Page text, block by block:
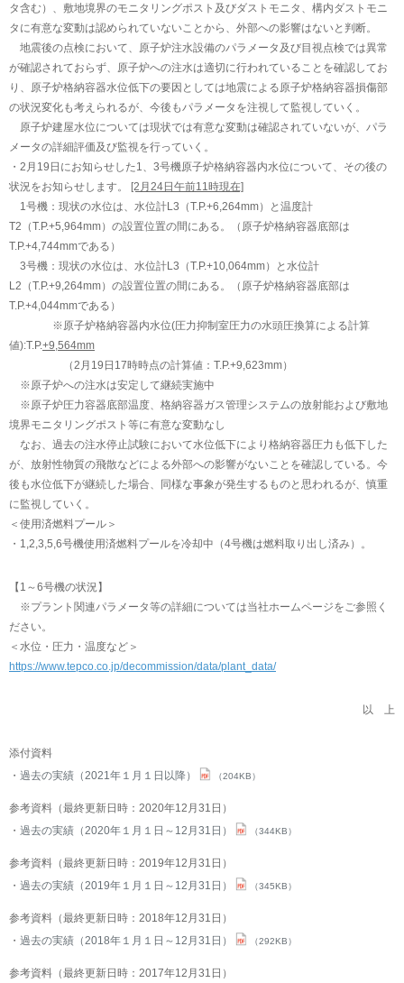
タ含む）、敷地境界のモニタリングポスト及びダストモニタ、構内ダストモニ
タに有意な変動は認められていないことから、外部への影響はないと判断。
地震後の点検において、原子炉注水設備のパラメータ及び目視点検では異常
が確認されておらず、原子炉への注水は適切に行われていることを確認してお
り、原子炉格納容器水位低下の要因としては地震による原子炉格納容器損傷部
の状況変化も考えられるが、今後もパラメータを注視して監視していく。
原子炉建屋水位については現状では有意な変動は確認されていないが、パラ
メータの詳細評価及び監視を行っていく。
・2月19日にお知らせした1、3号機原子炉格納容器内水位について、その後の
状況をお知らせします。
[2月24日午前11時現在]
1号機：現状の水位は、水位計L3（T.P.+6,264mm）と温度計
T2（T.P.+5,964mm）の設置位置の間にある。（原子炉格納容器底部は
T.P.+4,744mmである）
3号機：現状の水位は、水位計L3（T.P.+10,064mm）と水位計
L2（T.P.+9,264mm）の設置位置の間にある。（原子炉格納容器底部は
T.P.+4,044mmである）
※原子炉格納容器内水位(圧力抑制室圧力の水頭圧換算による計算
値):T.P.+9,564mm
（2月19日17時時点の計算値：T.P.+9,623mm）
※原子炉への注水は安定して継続実施中
※原子炉圧力容器底部温度、格納容器ガス管理システムの放射能および敷地
境界モニタリングポスト等に有意な変動なし
なお、過去の注水停止試験において水位低下により格納容器圧力も低下した
が、放射性物質の飛散などによる外部への影響がないことを確認している。今
後も水位低下が継続した場合、同様な事象が発生するものと思われるが、慎重
に監視していく。
＜使用済燃料プール＞
・1,2,3,5,6号機使用済燃料プールを冷却中（4号機は燃料取り出し済み）。
【1～6号機の状況】
※プラント関連パラメータ等の詳細については当社ホームページをご参照く
ださい。
＜水位・圧力・温度など＞
https://www.tepco.co.jp/decommission/data/plant_data/
以 上
添付資料
過去の実績（2021年１月１日以降）
（204KB）
参考資料（最終更新日時：2020年12月31日）
過去の実績（2020年１月１日～12月31日）
（344KB）
参考資料（最終更新日時：2019年12月31日）
過去の実績（2019年１月１日～12月31日）
（345KB）
参考資料（最終更新日時：2018年12月31日）
過去の実績（2018年１月１日～12月31日）
（292KB）
参考資料（最終更新日時：2017年12月31日）